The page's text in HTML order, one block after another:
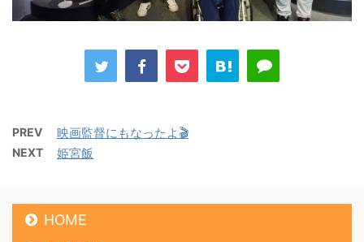
PREV 映画監督にもなったよ🎬
NEXT 姫宮飯
HOME